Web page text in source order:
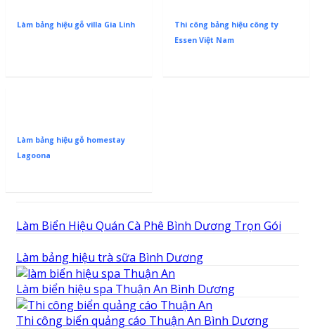
Làm bảng hiệu gỗ villa Gia Linh
Thi công bảng hiệu công ty
Essen Việt Nam
Làm bảng hiệu gỗ homestay
Lagoona
Làm Biển Hiệu Quán Cà Phê Bình Dương Trọn Gói
Làm bảng hiệu trà sữa Bình Dương
Làm biển hiệu spa Thuận An Bình Dương
Thi công biển quảng cáo Thuận An Bình Dương